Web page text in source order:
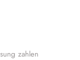
zahlen